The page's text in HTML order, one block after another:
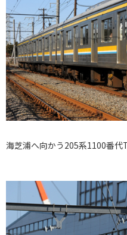
海芝浦へ向かう205系1100番代